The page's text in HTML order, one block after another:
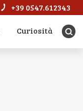
+39 0547.612343
Curiosità